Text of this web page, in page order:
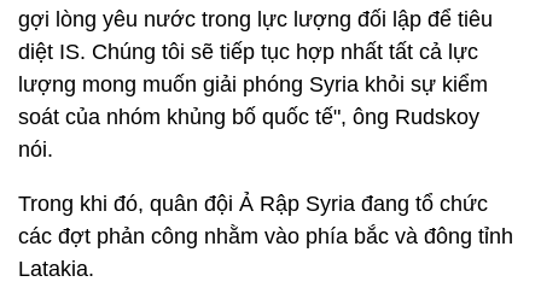
gợi lòng yêu nước trong lực lượng đối lập để tiêu
diệt IS. Chúng tôi sẽ tiếp tục hợp nhất tất cả lực
lượng mong muốn giải phóng Syria khỏi sự kiểm
soát của nhóm khủng bố quốc tế", ông Rudskoy
nói.
Trong khi đó, quân đội Ả Rập Syria đang tổ chức
các đợt phản công nhằm vào phía bắc và đông tỉnh
Latakia.